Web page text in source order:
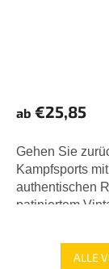
ab €25,85
Gehen Sie
Kampfsports
authentischen
patiniertem
ALLE